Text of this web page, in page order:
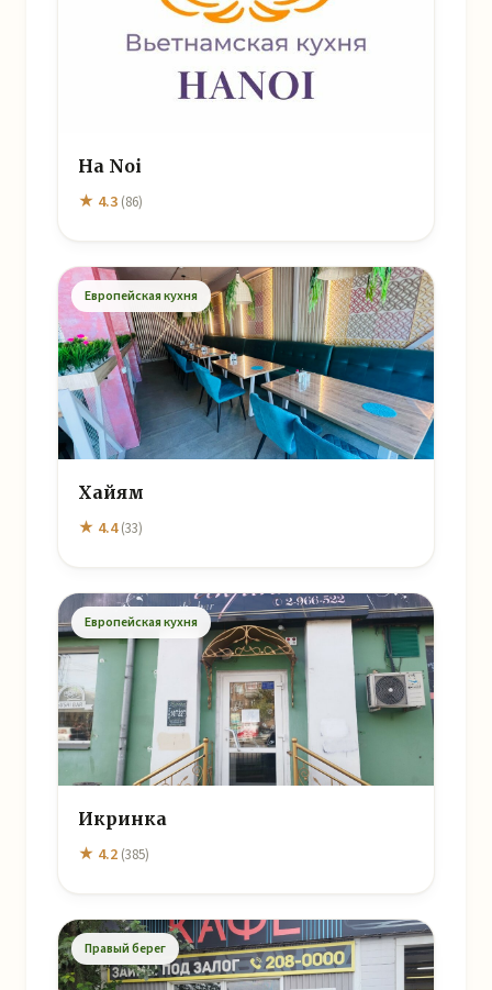
Ha Noi
★ 4.3 (86)
Европейская кухня
Хайям
★ 4.4(33)
Европейская кухня
Икринка
★ 4.2 (385)
Правый берег